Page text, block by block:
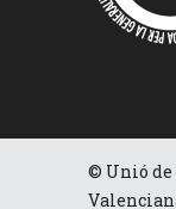
© Unió de